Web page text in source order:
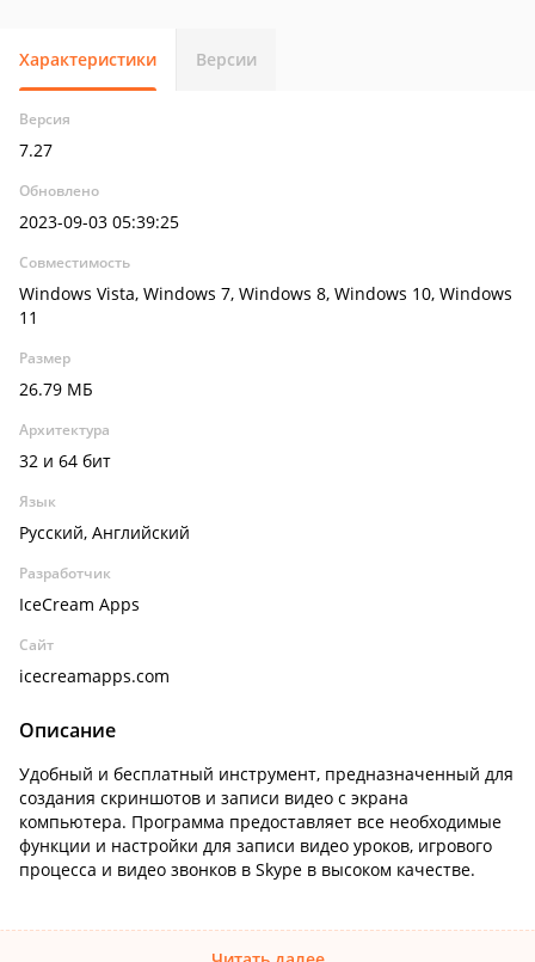
Характеристики Версии
Версия
7.27
Обновлено
2023-09-03 05:39:25
Совместимость
Windows Vista, Windows 7, Windows 8, Windows 10, Windows
11
Размер
26.79 МБ
Архитектура
32 и 64 бит
Язык
Русский, Английский
Разработчик
IceCream Apps
Сайт
icecreamapps.com
Описание
Удобный и бесплатный инструмент, предназначенный для
создания скриншотов и записи видео с экрана
компьютера. Программа предоставляет все необходимые
функции и настройки для записи видео уроков, игрового
процесса и видео звонков в Skype в высоком качестве.